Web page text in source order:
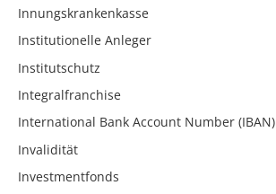
Innungskrankenkasse
Institutionelle Anleger
Institutschutz
Integralfranchise
International Bank Account Number (IBAN)
Invalidität
Investmentfonds